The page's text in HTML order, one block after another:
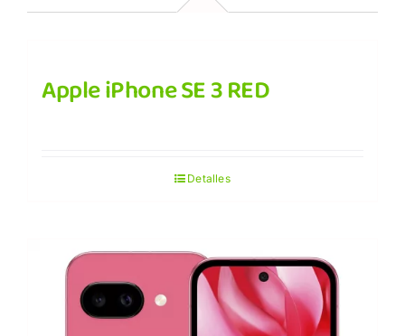
Apple iPhone SE 3 RED
Detalles